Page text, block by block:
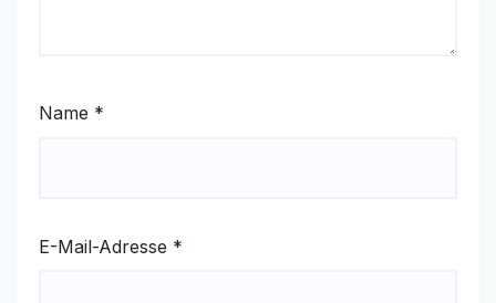
Name *
E-Mail-Adresse *